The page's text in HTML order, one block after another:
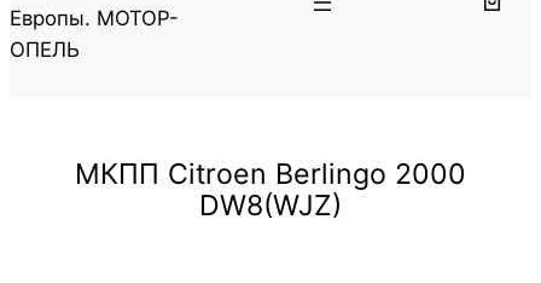
Европы. МОТОР-
ОПЕЛЬ
МКПП Citroen Berlingo 2000
DW8(WJZ)